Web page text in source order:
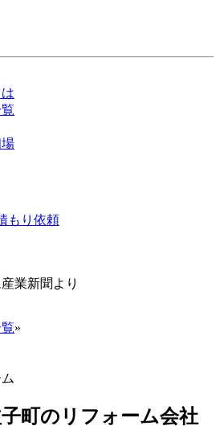
もり依頼
業新聞より
»
町のリフォーム会社